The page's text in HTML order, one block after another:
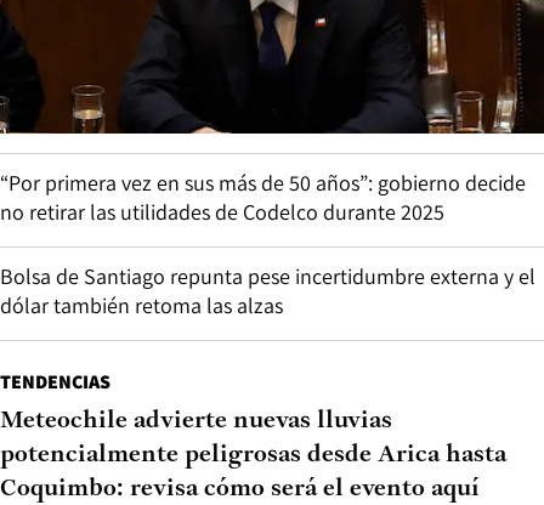
“Por primera vez en sus más de 50 años”: gobierno decide
no retirar las utilidades de Codelco durante 2025
Bolsa de Santiago repunta pese incertidumbre externa y el
dólar también retoma las alzas
TENDENCIAS
Meteochile advierte nuevas lluvias
potencialmente peligrosas desde Arica hasta
Coquimbo: revisa cómo será el evento aquí